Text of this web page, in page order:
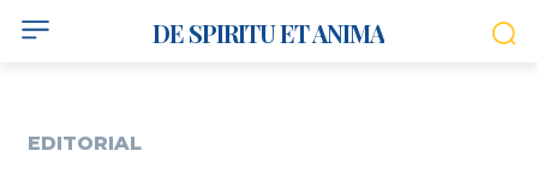
DE SPIRITU ET ANIMA
EDITORIAL